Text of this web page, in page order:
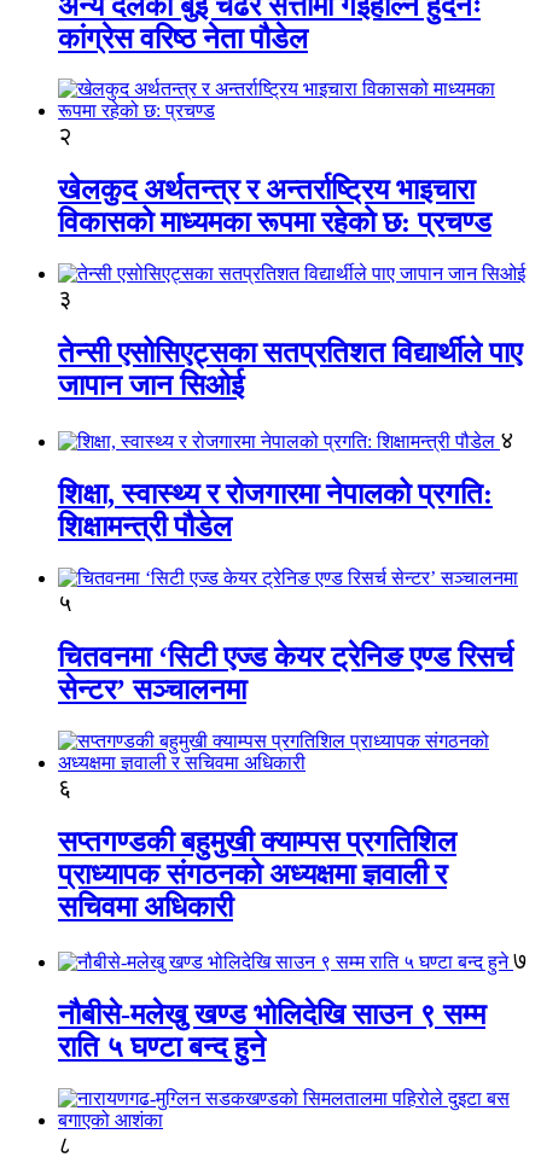
कांग्रेस वरिष्ठ नेता पौडेल
२
खेलकुद अर्थतन्त्र र अन्तर्राष्ट्रिय भाइचारा
विकासको माध्यमका रूपमा रहेको छ: प्रचण्ड
३
तेन्सी एसोसिएट्सका सतप्रतिशत विद्यार्थीले पाए
जापान जान सिओई
४
शिक्षा, स्वास्थ्य र रोजगारमा नेपालको प्रगति:
शिक्षामन्त्री पौडेल
५
चितवनमा ‘सिटी एज्ड केयर ट्रेनिङ एण्ड रिसर्च
सेन्टर’ सञ्चालनमा
६
सप्तगण्डकी बहुमुखी क्याम्पस प्रगतिशिल
प्राध्यापक संगठनको अध्यक्षमा ज्ञवाली र
सचिवमा अधिकारी
७
नौबीसे-मलेखु खण्ड भोलिदेखि साउन ९ सम्म
राति ५ घण्टा बन्द हुने
८